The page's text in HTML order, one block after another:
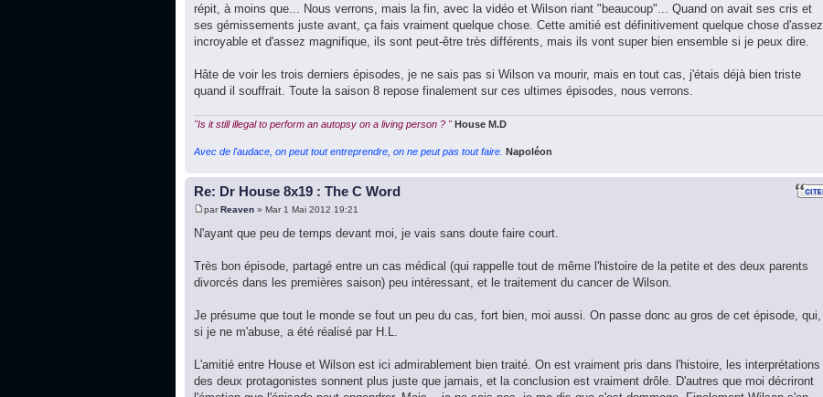
répit, à moins que... Nous verrons, mais la fin, avec la vidéo et Wilson riant "beaucoup"... Quand on avait ses cris et
ses gémissements juste avant, ça fais vraiment quelque chose. Cette amitié est définitivement quelque chose d'assez
incroyable et d'assez magnifique, ils sont peut-être très différents, mais ils vont super bien ensemble si je peux dire.
Hâte de voir les trois derniers épisodes, je ne sais pas si Wilson va mourir, mais en tout cas, j'étais déjà bien triste
quand il souffrait. Toute la saison 8 repose finalement sur ces ultimes épisodes, nous verrons.
"Is it still illegal to perform an autopsy on a living person ? " House M.D
Avec de l'audace, on peut tout entreprendre, on ne peut pas tout faire. Napoléon
Re: Dr House 8x19 : The C Word
parReaven » Mar 1 Mai 2012 19:21
N'ayant que peu de temps devant moi, je vais sans doute faire court.
Très bon épisode, partagé entre un cas médical (qui rappelle tout de même l'histoire de la petite et des deux parents
divorcés dans les premières saison) peu intéressant, et le traitement du cancer de Wilson.
Je présume que tout le monde se fout un peu du cas, fort bien, moi aussi. On passe donc au gros de cet épisode, qui,
si je ne m'abuse, a été réalisé par H.L.
L'amitié entre House et Wilson est ici admirablement bien traité. On est vraiment pris dans l'histoire, les interprétations
des deux protagonistes sonnent plus juste que jamais, et la conclusion est vraiment drôle. D'autres que moi décriront